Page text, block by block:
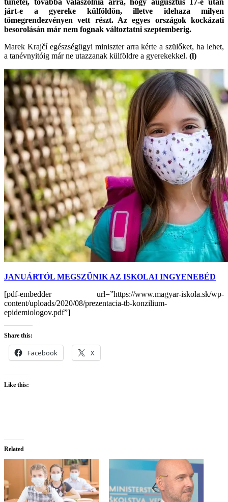
járt-e a gyereke külföldön, illetve idehaza milyen
tömegrendezvényen vett részt. Az egyes országok kockázati
besorolásán már nem fognak változtatni szeptemberig.
Marek Krajčí egészségügyi miniszter arra kérte a szülőket, ha lehet,
a tanévnyitóig már ne utazzanak külföldre a gyerekekkel. (l)
JANUÁRTÓL MEGSZŰNIK AZ ISKOLAI INGYENEBÉD
[pdf-embedder url=”https://www.magyar-iskola.sk/wp-
content/uploads/2020/08/prezentacia-tb-konzilium-
epidemiologov.pdf”]
Share this:
Facebook X
Like this:
Related